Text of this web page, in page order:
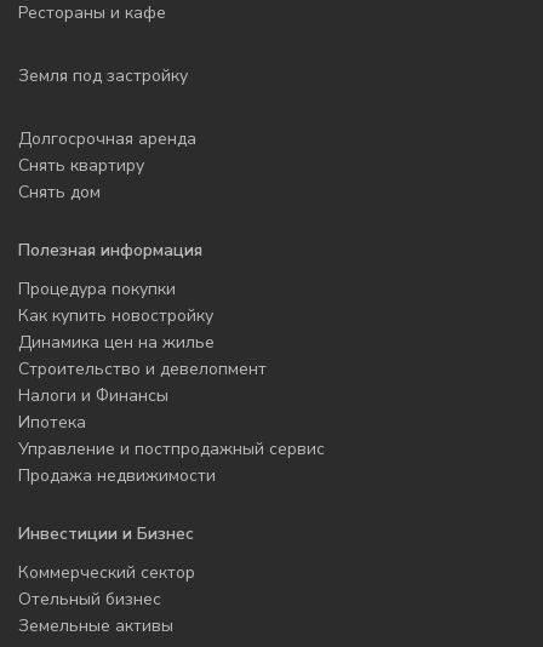
Рестораны и кафе
Земля под застройку
Долгосрочная аренда
Снять квартиру
Снять дом
Полезная информация
Процедура покупки
Как купить новостройку
Динамика цен на жилье
Строительство и девелопмент
Налоги и Финансы
Ипотека
Управление и постпродажный сервис
Продажа недвижимости
Инвестиции и Бизнес
Коммерческий сектор
Отельный бизнес
Земельные активы